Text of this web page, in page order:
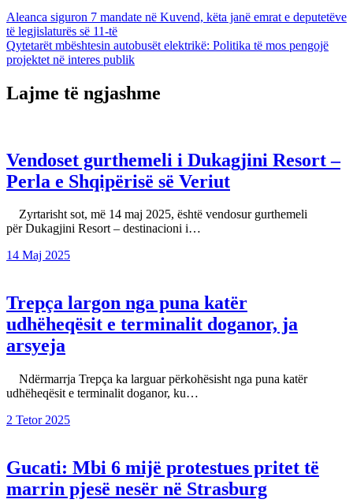
Lëvizje
te
postimet
Aleanca siguron 7 mandate në Kuvend, këta janë emrat e deputetëve
të legjislaturës së 11-të
Qytetarët mbështesin autobusët elektrikë: Politika të mos pengojë
projektet në interes publik
Lajme të ngjashme
Vendoset gurthemeli i Dukagjini Resort –
Perla e Shqipërisë së Veriut
Zyrtarisht sot, më 14 maj 2025, është vendosur gurthemeli
për Dukagjini Resort – destinacioni i…
14 Maj 2025
Trepça largon nga puna katër
udhëheqësit e terminalit doganor, ja
arsyeja
Ndërmarrja Trepça ka larguar përkohësisht nga puna katër
udhëheqësit e terminalit doganor, ku…
2 Tetor 2025
Gucati: Mbi 6 mijë protestues pritet të
marrin pjesë nesër në Strasburg